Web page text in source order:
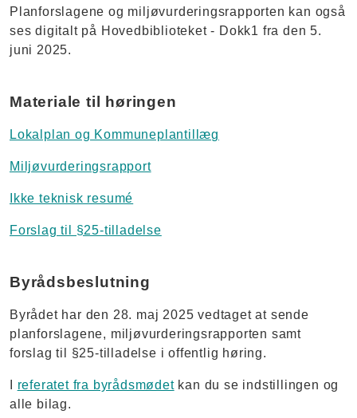
Planforslagene og miljøvurderingsrapporten kan også
ses digitalt på Hovedbiblioteket - Dokk1 fra den 5.
juni 2025.
Materiale til høringen
Lokalplan og Kommuneplantillæg
Miljøvurderingsrapport
Ikke teknisk resumé
Forslag til §25-tilladelse
Byrådsbeslutning
Byrådet har den 28. maj ​2025 vedtaget at sende
planforslagene, miljøvurderingsrapporten samt
forslag til §25-tilladelse i offentlig høring.
referatet fra byrådsmødetkan du se indstillingen og
alle bilag.